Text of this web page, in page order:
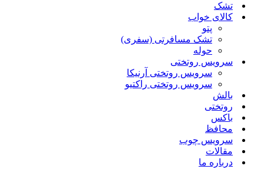
تشک
کالای خواب
پتو
تشک مسافرتی (سفری)
حوله
سرویس روتختی
سرویس روتختی آرنیکا
سرویس روتختی راکتیو
بالش
روتختی
باکس
محافظ
سرویس چوب
مقالات
درباره ما